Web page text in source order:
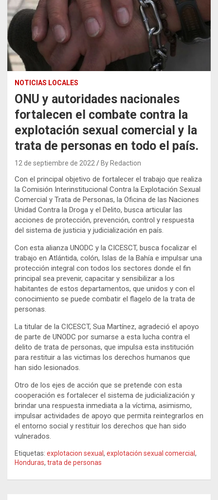
NOTICIAS LOCALES
ONU y autoridades nacionales
fortalecen el combate contra la
explotación sexual comercial y la
trata de personas en todo el país.
12 de septiembre de 2022 By Redaction
Con el principal objetivo de fortalecer el trabajo que realiza
la Comisión Interinstitucional Contra la Explotación Sexual
Comercial y Trata de Personas, la Oficina de las Naciones
Unidad Contra la Droga y el Delito, busca articular las
acciones de protección, prevención, control y respuesta
del sistema de justicia y judicialización en país.
Con esta alianza UNODC y la CICESCT, busca focalizar el
trabajo en Atlántida, colón, Islas de la Bahía e impulsar una
protección integral con todos los sectores donde el fin
principal sea prevenir, capacitar y sensibilizar a los
habitantes de estos departamentos, que unidos y con el
conocimiento se puede combatir el flagelo de la trata de
personas.
La titular de la CICESCT, Sua Martínez, agradeció el apoyo
de parte de UNODC por sumarse a esta lucha contra el
delito de trata de personas, que impulsa esta institución
para restituir a las victimas los derechos humanos que
han sido lesionados.
Otro de los ejes de acción que se pretende con esta
cooperación es fortalecer el sistema de judicialización y
brindar una respuesta inmediata a la víctima, asimismo,
impulsar actividades de apoyo que permita reintegrarlos en
el entorno social y restituir los derechos que han sido
vulnerados.
Etiquetas: explotacion sexual , explotación sexual comercial ,
Honduras, trata de personas